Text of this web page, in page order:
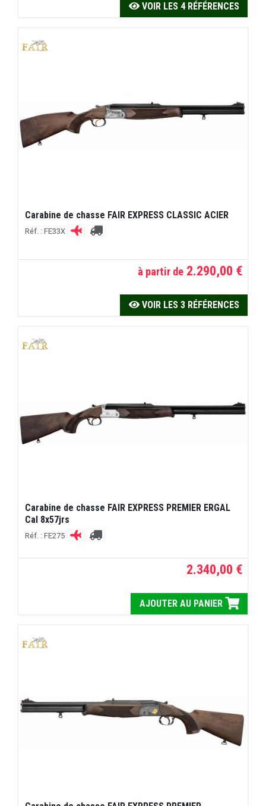
VOIR LES 4 RÉFÉRENCES
Carabine de chasse FAIR EXPRESS CLASSIC ACIER
Réf. : FE33X
à partir de 2.290,00 €
VOIR LES 3 RÉFÉRENCES
Carabine de chasse FAIR EXPRESS PREMIER ERGAL
Cal 8x57jrs
Réf. : FE275
2.340,00 €
AJOUTER AU PANIER